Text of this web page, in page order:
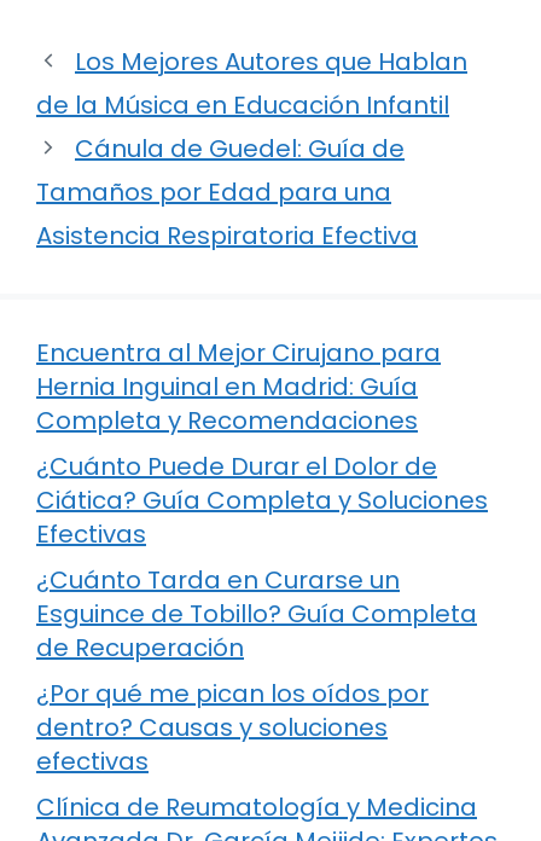
Los Mejores Autores que Hablan
de la Música en Educación Infantil
Cánula de Guedel: Guía de
Tamaños por Edad para una
Asistencia Respiratoria Efectiva
Encuentra al Mejor Cirujano para
Hernia Inguinal en Madrid: Guía
Completa y Recomendaciones
¿Cuánto Puede Durar el Dolor de
Ciática? Guía Completa y Soluciones
Efectivas
¿Cuánto Tarda en Curarse un
Esguince de Tobillo? Guía Completa
de Recuperación
¿Por qué me pican los oídos por
dentro? Causas y soluciones
efectivas
Clínica de Reumatología y Medicina